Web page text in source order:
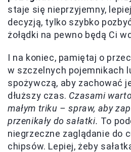
staje się nieprzyjemny,
decyzją, tylko szybko
żołądki na pewno będą Ci
I na koniec, pamiętaj o
w szczelnych pojemnikach
spożywczą, aby zachować
dłuższy czas. Czasami
małym triku – spraw, aby
przenikały do sałatki. To
niegrzeczne zaglądanie do
chipsów. Lepiej, żeby